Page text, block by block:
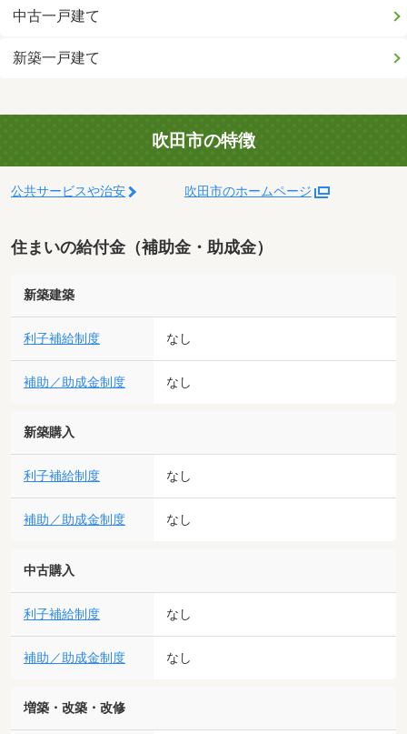
中古一戸建て
新築一戸建て
吹田市の特徴
公共サービスや治安 吹田市のホームページ
住まいの給付金（補助金・助成金）
新築建築
利子補給制度 なし
補助／助成金制度 なし
新築購入
利子補給制度 なし
補助／助成金制度 なし
中古購入
利子補給制度 なし
補助／助成金制度 なし
増築・改築・改修